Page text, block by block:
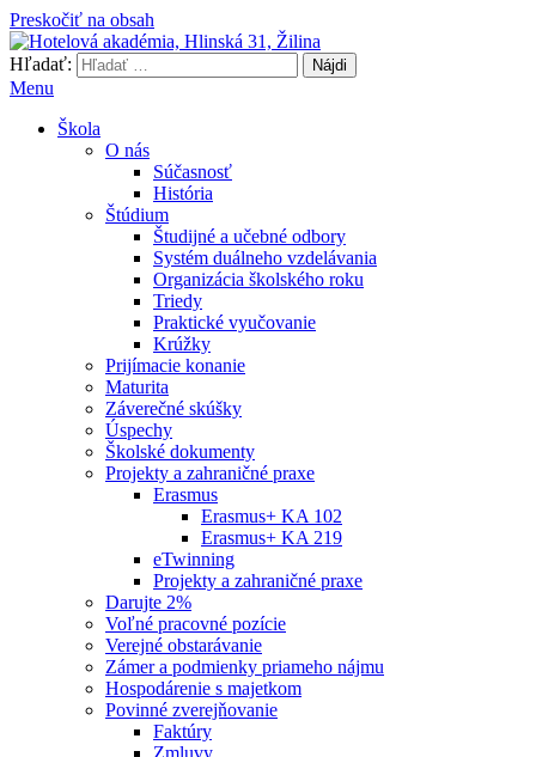
Preskočiť na obsah
Hotelová akadémia, Hlinská 31, Žilina
Hľadať:
Menu
Škola
O nás
Súčasnosť
História
Štúdium
Študijné a učebné odbory
Systém duálneho vzdelávania
Organizácia školského roku
Triedy
Praktické vyučovanie
Krúžky
Prijímacie konanie
Maturita
Záverečné skúšky
Úspechy
Školské dokumenty
Projekty a zahraničné praxe
Erasmus
Erasmus+ KA 102
Erasmus+ KA 219
eTwinning
Projekty a zahraničné praxe
Darujte 2%
Voľné pracovné pozície
Verejné obstarávanie
Zámer a podmienky priameho nájmu
Hospodárenie s majetkom
Povinné zverejňovanie
Faktúry
Zmluvy